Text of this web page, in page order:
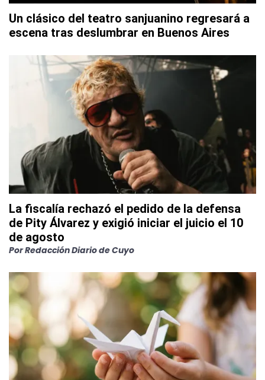
Un clásico del teatro sanjuanino regresará a
escena tras deslumbrar en Buenos Aires
La fiscalía rechazó el pedido de la defensa
de Pity Álvarez y exigió iniciar el juicio el 10
de agosto
PorRedacción Diario de Cuyo